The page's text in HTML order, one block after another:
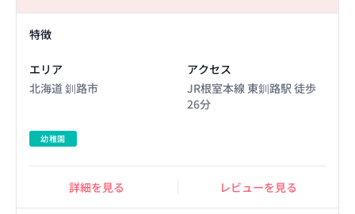
特徴
エリア
北海道 釧路市
アクセス
JR根室本線 東釧路駅 徒歩
26分
幼稚園
詳細を見る レビューを見る